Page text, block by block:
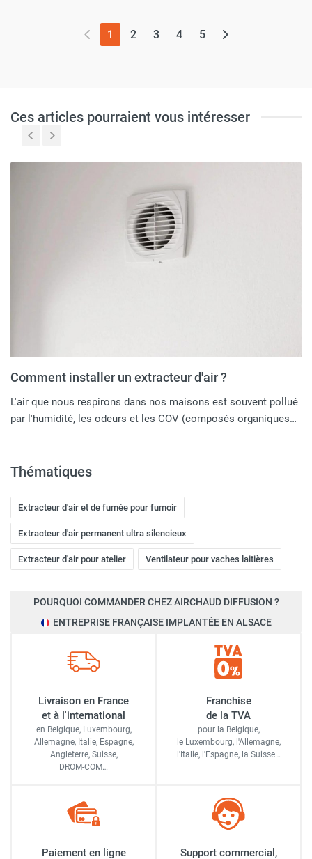
1 (page actuelle)
2 3 4 5
Ces articles pourraient vous intéresser
Comment installer un extracteur d'air ?
L'air que nous respirons dans nos maisons est souvent pollué
par l'humidité, les odeurs et les COV (composés organiques…
Thématiques
Extracteur d'air et de fumée pour fumoir
Extracteur d'air permanent ultra silencieux
Extracteur d'air pour atelier Ventilateur pour vaches laitières
POURQUOI COMMANDER CHEZ AIRCHAUD DIFFUSION ?
ENTREPRISE FRANÇAISE IMPLANTÉE EN ALSACE
Livraison en France
et à l'international
en Belgique, Luxembourg,
Allemagne, Italie, Espagne,
Angleterre, Suisse,
DROM-COM…
Franchise
de la TVA
pour la Belgique,
le Luxembourg, l'Allemagne,
l'Italie, l'Espagne, la Suisse…
Paiement en ligne Support commercial,